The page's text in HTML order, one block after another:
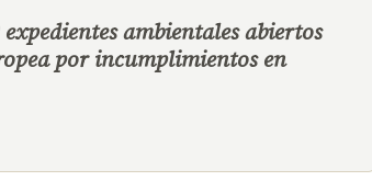
ambientales abiertos
por incumplimientos en